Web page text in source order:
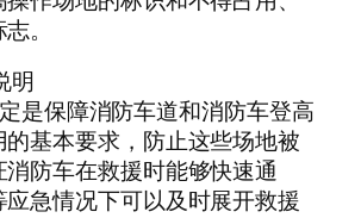
。
明
是保障消防车道和消防车登高
基本要求，防止这些场地被
防车在救援时能够快速通
急情况下可以及时展开救援